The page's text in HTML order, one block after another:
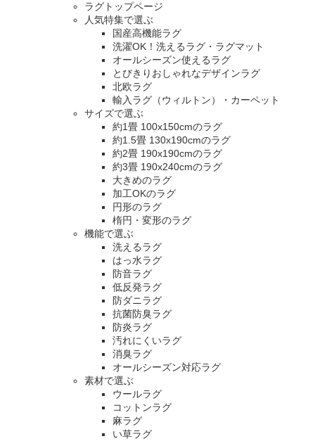
ラグトップページ
人気特集で選ぶ
国産高機能ラグ
洗濯OK！洗えるラグ・ラグマット
オールシーズン使えるラグ
とびきりおしゃれなデザインラグ
北欧ラグ
輸入ラグ（ウィルトン）・カーペット
サイズで選ぶ
約1畳 100x150cmのラグ
約1.5畳 130x190cmのラグ
約2畳 190x190cmのラグ
約3畳 190x240cmのラグ
大きめのラグ
加工OKのラグ
円形のラグ
楕円・変形のラグ
機能で選ぶ
洗えるラグ
はっ水ラグ
防音ラグ
低反発ラグ
防ダニラグ
抗菌防臭ラグ
防炎ラグ
汚れにくいラグ
消臭ラグ
オールシーズン対応ラグ
素材で選ぶ
ウールラグ
コットンラグ
麻ラグ
い草ラグ